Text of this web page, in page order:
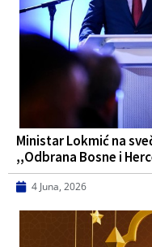
Ministar Lokmić na
,,Odbrana Bosne i
4 Juna, 2026